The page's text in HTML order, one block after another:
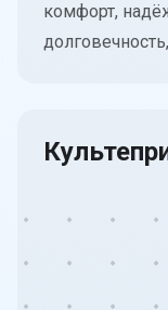
комфорт,